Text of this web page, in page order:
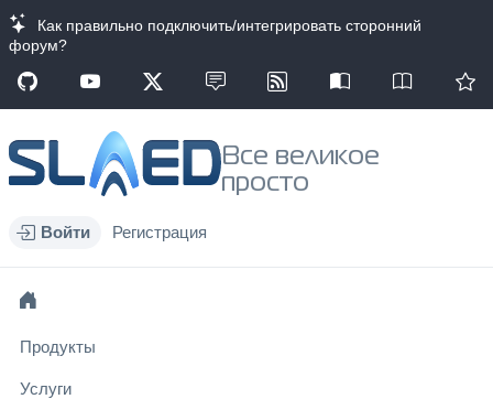
Как правильно подключить/интегрировать сторонний
форум?
Все великое
просто
Войти Регистрация
Продукты
Услуги